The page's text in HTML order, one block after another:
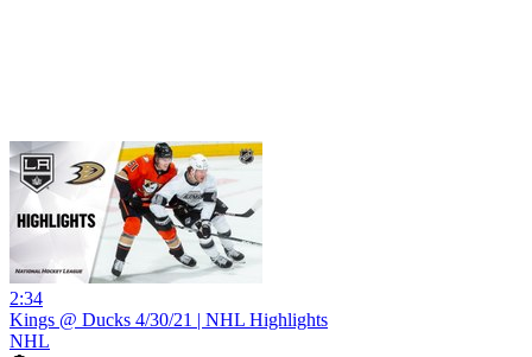
2:34
Kings @ Ducks 4/30/21 | NHL Highlights
NHL